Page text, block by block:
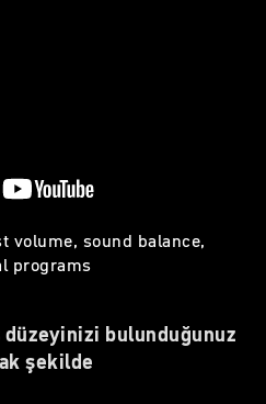
volume, sound balance,
programs
düzeyinizi bulunduğunuz
şekilde